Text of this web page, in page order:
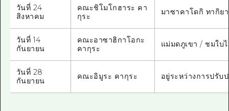
วันที่ 24
สิงหาคม
คณะชิโมโกฮาระ คา
กุระ
มาซาคาโดกิ ทากิย
วันที่ 14
กันยายน
คณะอาซาฮิกาโอกะ
คากุระ
แม่มดภูเขา / ชมใบ
วันที่ 28
กันยายน
คณะอิมูระ คากุระ อยู่ระหว่างการปรับ